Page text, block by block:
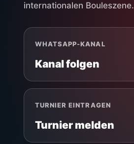
internationalen Bouleszene.
WHATSAPP-KANAL
Kanal folgen
TURNIER EINTRAGEN
Turnier melden